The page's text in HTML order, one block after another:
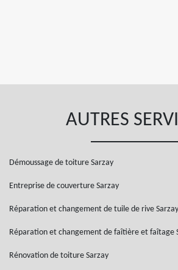
AUTRES
Démoussage de toiture Sarzay
Entreprise de couverture Sarzay
Réparation et changement de tuile de rive Sarzay
Réparation et changement de faîtière et faîtage
Rénovation de toiture Sarzay